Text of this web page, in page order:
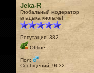
Jeka-R
Глобальный модератор
владыка кнопачеГ
Репутация: 382
Offline
Пол:
Сообщений: 9632